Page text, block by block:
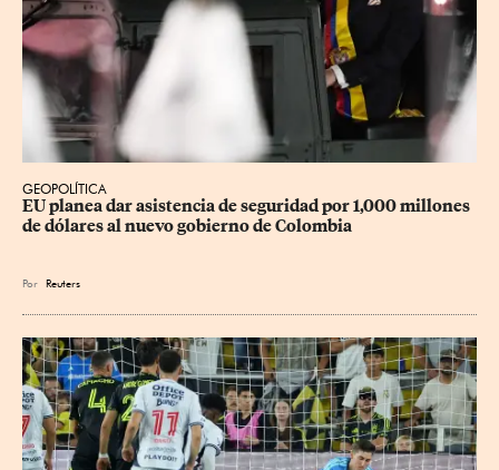
GEOPOLÍTICA
EU planea dar asistencia de seguridad por 1,000 millones
de dólares al nuevo gobierno de Colombia
Por Reuters